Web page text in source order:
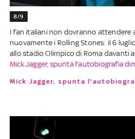
8/9
I fan italiani non dovranno attendere
nuovamente i Rolling Stones: il 6
allo stadio Olimpico di Roma davanti
Mick Jagger, spunta l'autobiografia
Mick Jagger, spunta